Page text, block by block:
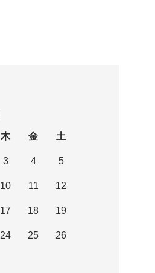
木 金 土
3 4 5
10 11 12
17 18 19
24 25 26